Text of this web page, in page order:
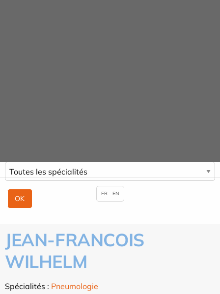
JEAN-FRANCOIS
WILHELM
Spécialités : Pneumologie
FR EN